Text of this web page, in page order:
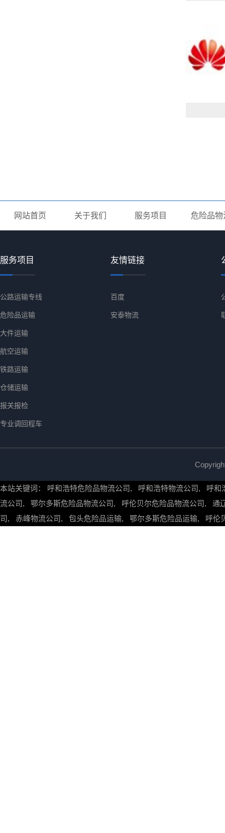
网站首页 关于我们 服务项目 危险品物
服务项目
公路运输专线
危险品运输
大件运输
航空运输
铁路运输
仓储运输
报关报检
专业调回程车
友情链接
百度
安泰物流
本站关键词： 呼和浩特危险品物流公司, 呼和浩特物流公司, 呼和
流公司, 鄂尔多斯危险品物流公司, 呼伦贝尔危险品物流公司, 通
司, 赤峰物流公司, 包头危险品运输, 鄂尔多斯危险品运输, 呼伦